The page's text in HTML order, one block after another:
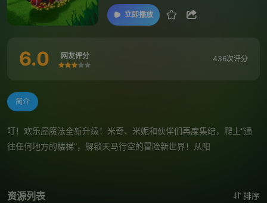
立即播放
6.0 网友评分
很差较差还行
推荐
力荐
436次评分
简介
叮！欢乐屋魔法全新升级！米奇、米妮和伙伴们再度集结，爬上“通
往任何地方的楼梯”，解锁天马行空的冒险新世界！从阳
资源列表 排序